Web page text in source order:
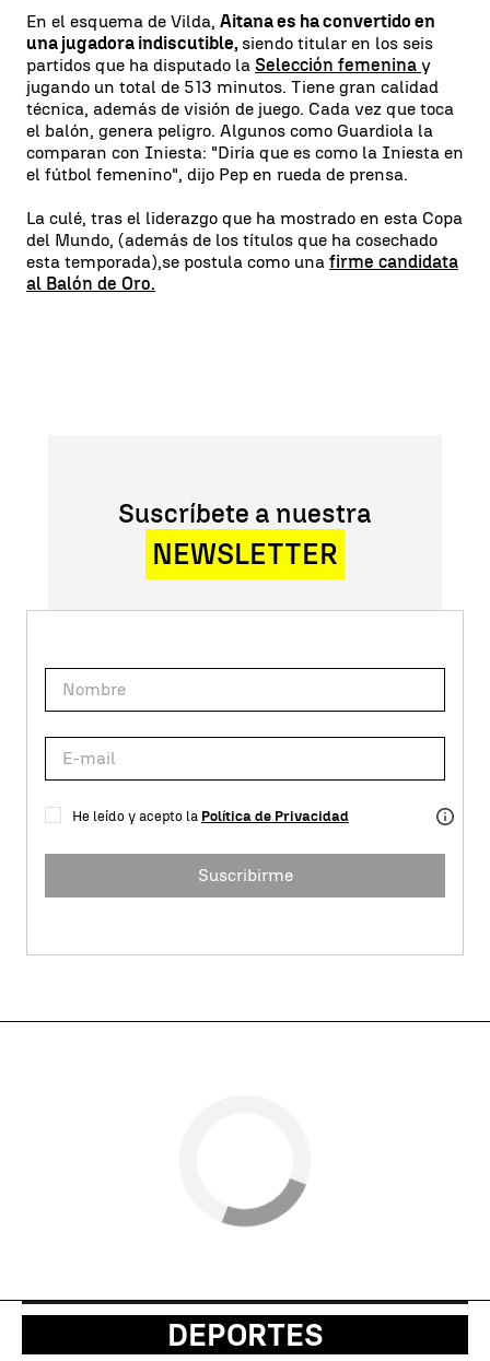
En el esquema de Vilda, Aitana es ha convertido en
una jugadora indiscutible, siendo titular en los seis
partidos que ha disputado la Selección femenina y
jugando un total de 513 minutos. Tiene gran calidad
técnica, además de visión de juego. Cada vez que toca
el balón, genera peligro. Algunos como Guardiola la
comparan con Iniesta: "Diría que es como la Iniesta en
el fútbol femenino", dijo Pep en rueda de prensa.
La culé, tras el liderazgo que ha mostrado en esta Copa
del Mundo, (además de los títulos que ha cosechado
esta temporada),se postula como una firme candidata
al Balón de Oro.
Suscríbete a nuestra
NEWSLETTER
He leído y acepto la Política de Privacidad
Suscribirme
DEPORTES